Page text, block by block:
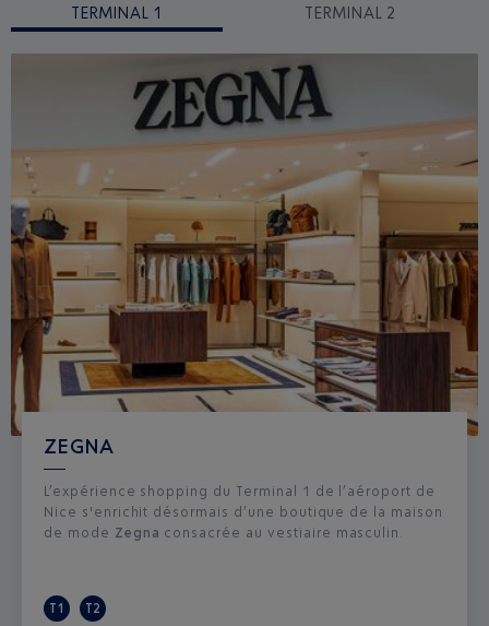
TERMINAL 1 TERMINAL 2
ZEGNA
L’expérience shopping du Terminal 1 de l’aéroport de
Nice s'enrichit désormais d’une boutique de la maison
de mode Zegna consacrée au vestiaire masculin.
T1 T2